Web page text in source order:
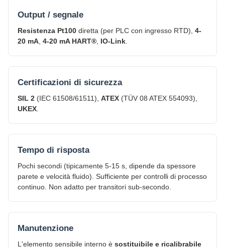
Output / segnale
Resistenza Pt100 diretta (per PLC con ingresso RTD), 4-
20 mA 4-20 mA HART® IO-Link
Certificazioni di sicurezza
SIL 2 (IEC 61508/61511), ATEX (TÜV 08 ATEX 554093),
UKEX
Tempo di risposta
Pochi secondi (tipicamente 5-15 s, dipende da spessore
parete e velocità fluido). Sufficiente per controlli di processo
continuo. Non adatto per transitori sub-secondo.
Manutenzione
L'elemento sensibile interno è sostituibile e ricalibrabile